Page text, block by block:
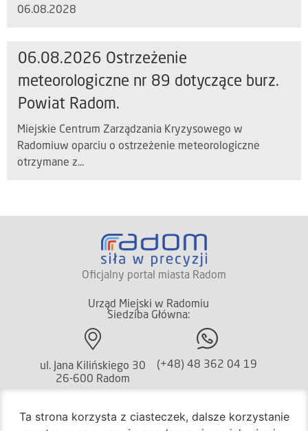
06.08.2028
06.08.2026 Ostrzeżenie
meteorologiczne nr 89 dotyczące burz.
Powiat Radom.
Miejskie Centrum Zarządzania Kryzysowego w
Radomiuw oparciu o ostrzeżenie meteorologiczne
otrzymane z...
Oficjalny portal miasta Radom
Urząd Miejski w Radomiu
Siedziba Główna:
ul. Jana Kilińskiego 30
26-600 Radom
(+48) 48 362 04 19
Ta strona korzysta z ciasteczek, dalsze korzystanie